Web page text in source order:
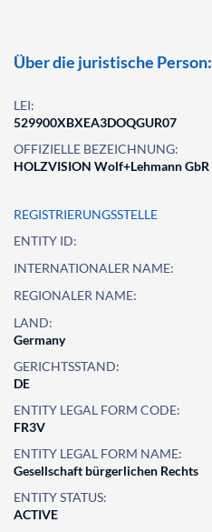
Über die juristische Person:
LEI:
529900XBXEA3DOQGUR07
OFFIZIELLE BEZEICHNUNG:
HOLZVISION Wolf+Lehmann GbR
REGISTRIERUNGSSTELLE
ENTITY ID:
INTERNATIONALER NAME:
REGIONALER NAME:
LAND:
Germany
GERICHTSSTAND:
DE
ENTITY LEGAL FORM CODE:
FR3V
ENTITY LEGAL FORM NAME:
Gesellschaft bürgerlichen Rechts
ENTITY STATUS:
ACTIVE